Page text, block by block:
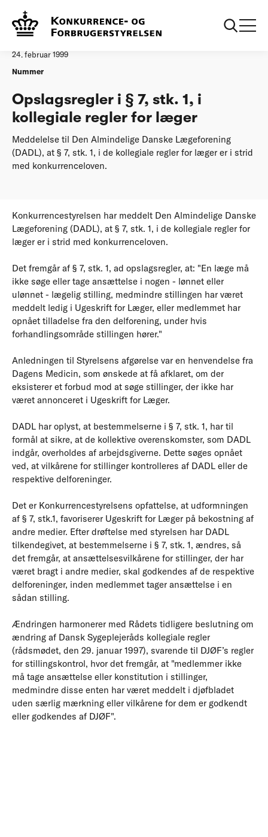
Afgørelser
24. februar 1999
Nummer
Opslagsregler i § 7, stk. 1, i
kollegiale regler for læger
Meddelelse til Den Almindelige Danske Lægeforening
(DADL), at § 7, stk. 1, i de kollegiale regler for læger er i strid
med konkurrenceloven.
Konkurrencestyrelsen har meddelt Den Almindelige Danske
Lægeforening (DADL), at § 7, stk. 1, i de kollegiale regler for
læger er i strid med konkurrenceloven.
Det fremgår af § 7, stk. 1, ad opslagsregler, at: "En læge må
ikke søge eller tage ansættelse i nogen - lønnet eller
ulønnet - lægelig stilling, medmindre stillingen har været
meddelt ledig i Ugeskrift for Læger, eller medlemmet har
opnået tilladelse fra den delforening, under hvis
forhandlingsområde stillingen hører."
Anledningen til Styrelsens afgørelse var en henvendelse fra
Dagens Medicin, som ønskede at få afklaret, om der
eksisterer et forbud mod at søge stillinger, der ikke har
været annonceret i Ugeskrift for Læger.
DADL har oplyst, at bestemmelserne i § 7, stk. 1, har til
formål at sikre, at de kollektive overenskomster, som DADL
indgår, overholdes af arbejdsgiverne. Dette søges opnået
ved, at vilkårene for stillinger kontrolleres af DADL eller de
respektive delforeninger.
Det er Konkurrencestyrelsens opfattelse, at udformningen
af § 7, stk.1, favoriserer Ugeskrift for Læger på bekostning af
andre medier. Efter drøftelse med styrelsen har DADL
tilkendegivet, at bestemmelserne i § 7, stk. 1, ændres, så
det fremgår, at ansættelsesvilkårene for stillinger, der har
været bragt i andre medier, skal godkendes af de respektive
delforeninger, inden medlemmet tager ansættelse i en
sådan stilling.
Ændringen harmonerer med Rådets tidligere beslutning om
ændring af Dansk Sygeplejeråds kollegiale regler
(rådsmødet, den 29. januar 1997), svarende til DJØF’s regler
for stillingskontrol, hvor det fremgår, at "medlemmer ikke
må tage ansættelse eller konstitution i stillinger,
medmindre disse enten har været meddelt i djøfbladet
uden særlig mærkning eller vilkårene for dem er godkendt
eller godkendes af DJØF".